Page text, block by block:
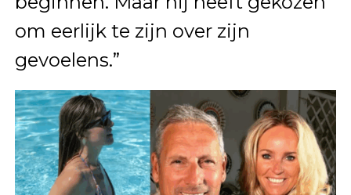
om eerlijk te zijn over zijn
gevoelens.”